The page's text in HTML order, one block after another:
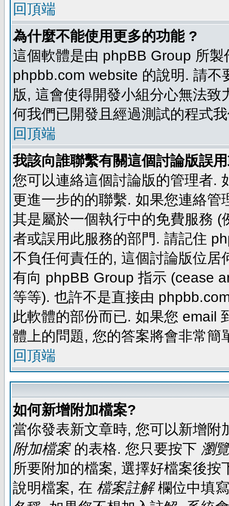
回頂端
為什麼不能使用更多的功能 ?
這個軟體是由 phpBB Group 所
phpbb.com website 的說明. 請
版, 這會使得開發小組分心無法
何我們已開發且經過測試的程式
回頂端
我該向誰聯繫有關這個討論版誤
您可以連絡這個討論版的管理者.
更進一步的的聯繫. 如果您連絡
其是屬於一個執行中的免費服務
者或誤用此服務的部門. 請記住
不負任何責任的, 這個討論版位
有向 phpBB Group 指示 (cease
等等). 也許不是直接由
此軟體的部份而已. 如果您 email
體上的問題, 您的答案將會非常簡
回頂端
如何新增附加檔案?
當你發表新文章時, 您可以新增
附加檔案的表格. 您只要按下 瀏
所要附加的檔案, 選擇好檔案後
說明檔案, 在 檔案註解欄位中填